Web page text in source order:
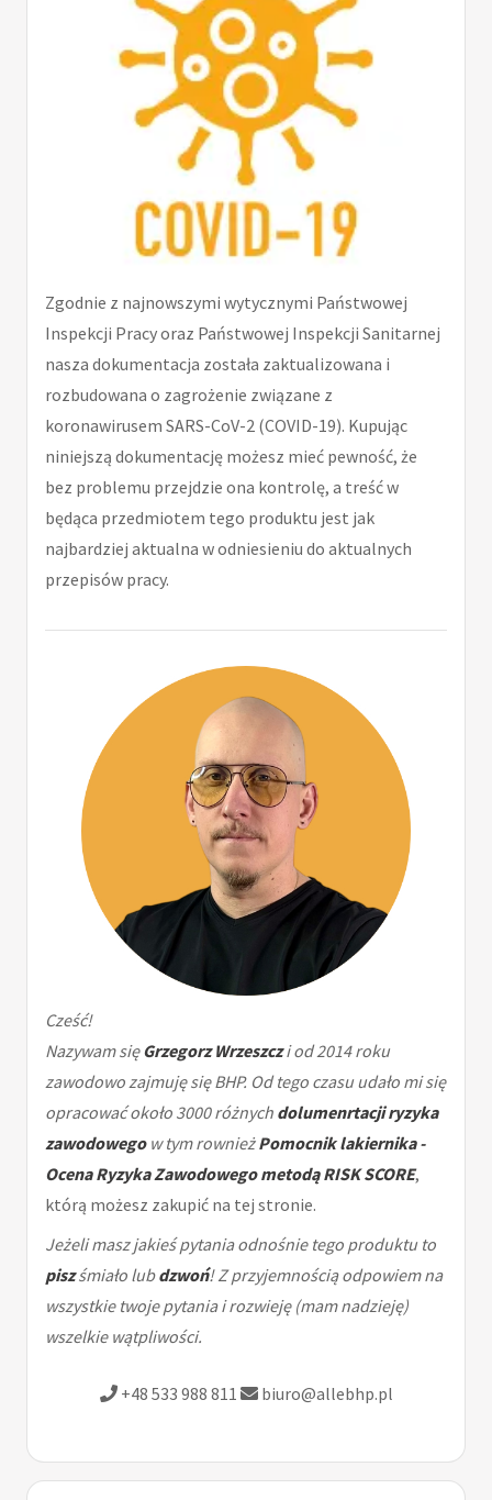
Zgodnie z najnowszymi wytycznymi Państwowej
Inspekcji Pracy oraz Państwowej Inspekcji Sanitarnej
nasza dokumentacja została zaktualizowana i
rozbudowana o zagrożenie związane z
koronawirusem SARS-CoV-2 (COVID-19). Kupując
niniejszą dokumentację możesz mieć pewność, że
bez problemu przejdzie ona kontrolę, a treść w
będąca przedmiotem tego produktu jest jak
najbardziej aktualna w odniesieniu do aktualnych
przepisów pracy.
Cześć!
Nazywam sięGrzegorz Wrzeszczi od 2014 roku
zawodowo zajmuję się BHP. Od tego czasu udało mi się
opracować około 3000 różnych dolumenrtacji ryzyka
zawodowegow tym rownieżPomocnik lakiernika -
Ocena Ryzyka Zawodowego metodą RISK SCORE,
którą możesz zakupić na tej stronie.
Jeżeli masz jakieś pytania odnośnie tego produktu to
piszśmiało lubdzwoń! Z przyjemnością odpowiem na
wszystkie twoje pytania i rozwieję (mam nadzieję)
wszelkie wątpliwości.
+48 533 988 811 biuro@allebhp.pl